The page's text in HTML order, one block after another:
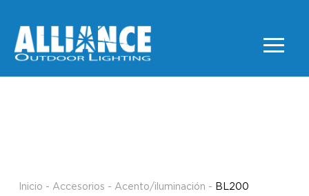
Inicio - Accesorios - Acento/iluminación - BL200